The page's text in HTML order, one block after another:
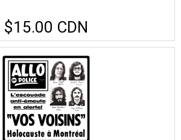
$15.00 CDN